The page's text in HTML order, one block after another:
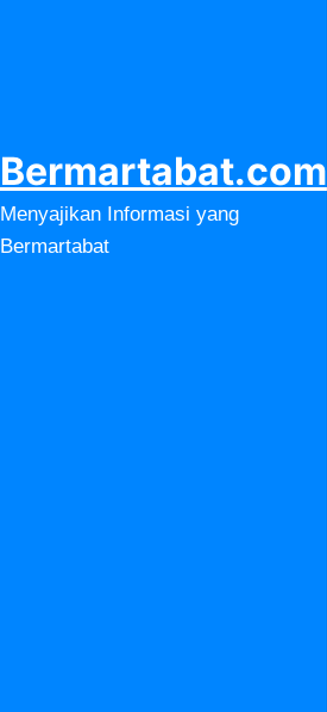
Bermartabat.com
Menyajikan Informasi yang
Bermartabat